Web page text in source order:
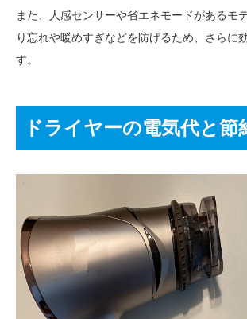
また、人感センサーや省エネモードがあるモ
り忘れや暖めすぎなどを防げるため、さらに
す。
ドライヤーの電気代と節